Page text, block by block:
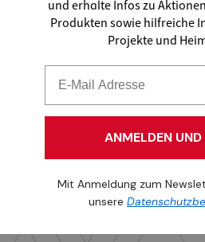
und erhalte Infos zu
Produkten sowie hilfreiche
Projekte und
ANMELDEN UND
Mit Anmeldung zum
unsere